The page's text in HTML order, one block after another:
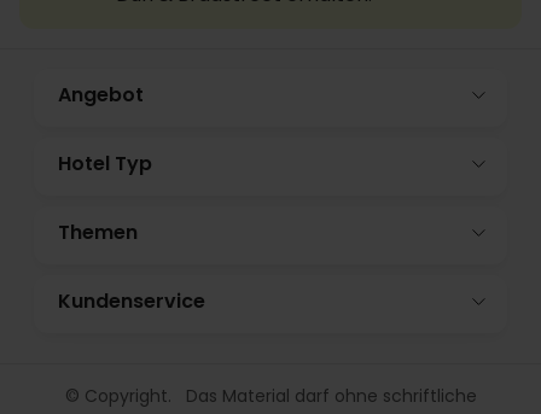
Angebot
Hotel Typ
Themen
Kundenservice
© Copyright. Das Material darf ohne schriftliche